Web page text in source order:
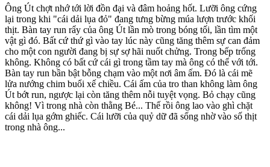
Ông Út chợt nhớ tới lời đồn đại và đâm hoảng hốt. Lưỡi ông cứng
lại trong khi "cái dải lụa đỏ" đang tưng bừng múa lượn trước khối
thịt. Bàn tay run rẩy của ông Út lần mò trong bóng tối, lần tìm một
vật gì đó. Bất cứ thứ gì vào tay lúc này cũng tăng thêm sự can đảm
cho một con người đang bị sự sợ hãi nuốt chửng. Trong bếp trống
không. Không có bất cứ cái gì trong tầm tay mà ông có thể với tới.
Bàn tay run bần bật bỗng chạm vào một nơi âm ấm. Đó là cái mẽ
lửa nướng chim buổi xế chiều. Cái ấm của tro than không làm ông
Út bớt run, ngược lại còn tăng thêm nỗi tuyệt vọng. Bỏ chạy cũng
không! Vì trong nhà còn thằng Bé... Thế rồi ông lao vào ghì chặt
cái dải lụa gớm ghiếc. Cái lưỡi của quỷ dữ đã sống nhờ vào số thịt
trong nhà ông...